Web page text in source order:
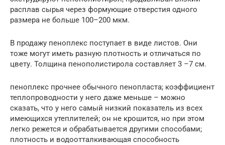
расплав сырья через формующие отверстия одного
размера не больше 100–200 мкм.
В продажу пеноплекс поступает в виде листов. Они
тоже могут иметь разную плотность и отличаться по
цвету. Толщина пенополистирола составляет 3 –7 см.
пеноплекс прочнее обычного пенопласта; коэффициент
теплопроводности у него даже меньше – можно
сказать, что у него самый низкий показатель из всех
имеющихся утеплителей; он не крошится, но при этом
легко режется и обрабатывается другими способами;
плотность и водоотталкивающая способность